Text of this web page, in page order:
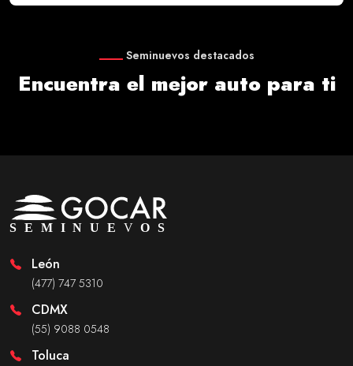
Seminuevos destacados
Encuentra el mejor auto para ti
León
(477) 747 5310
CDMX
(55) 9088 0548
Toluca